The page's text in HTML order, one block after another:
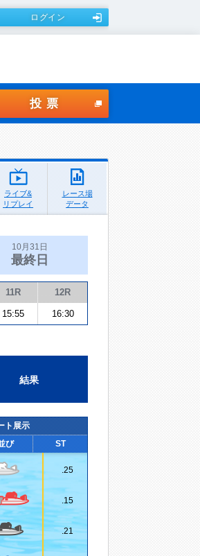
ログイン
投票
ライブ&
リプレイ
レース場
データ
10月31日
最終日
11R 12R
15:55 16:30
結果
ト展示
び ST
.25
.15
.21